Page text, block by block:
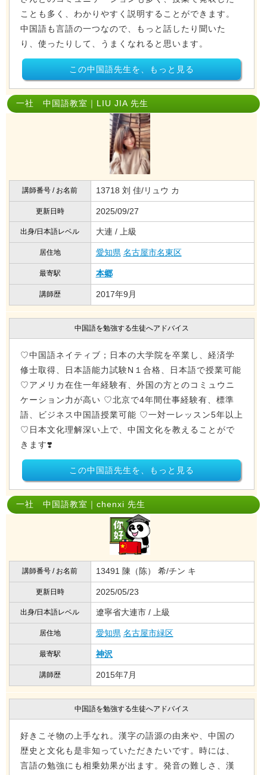
ことも多く、わかりやすく説明することができます。
中国語も言語の一つなので、もっと話したり聞いた
り、使ったりして、うまくなれると思います。
この中国語先生を、もっと見る
一社 中国語教室｜LIU JIA 先生
講師番号 / お名前 13718 刘 佳/リュウ カ
更新日時 2025/09/27
出身/日本語レベル 大連 / 上級
居住地 愛知県 名古屋市名東区
最寄駅 本郷
講師歴 2017年9月
中国語を勉強する生徒へアドバイス
♡中国語ネイティブ；日本の大学院を卒業し、経済学
修士取得、日本語能力試験N１合格、日本語で授業可能
♡アメリカ在住一年経験有、外国の方とのコミュウニ
ケーション力が高い ♡北京で4年間仕事経験有、標準
語、ビジネス中国語授業可能 ♡一対一レッスン5年以上
♡日本文化理解深い上で、中国文化を教えることがで
きます❣️
この中国語先生を、もっと見る
一社 中国語教室｜chenxi 先生
講師番号 / お名前 13491 陳（陈） 希/チン キ
更新日時 2025/05/23
出身/日本語レベル 遼寧省大連市 / 上級
居住地 愛知県 名古屋市緑区
最寄駅 神沢
講師歴 2015年7月
中国語を勉強する生徒へアドバイス
好きこそ物の上手なれ。漢字の語源の由来や、中国の
歴史と文化も是非知っていただきたいです。時には、
言語の勉強にも相乗効果が出ます。発音の難しさ、漢